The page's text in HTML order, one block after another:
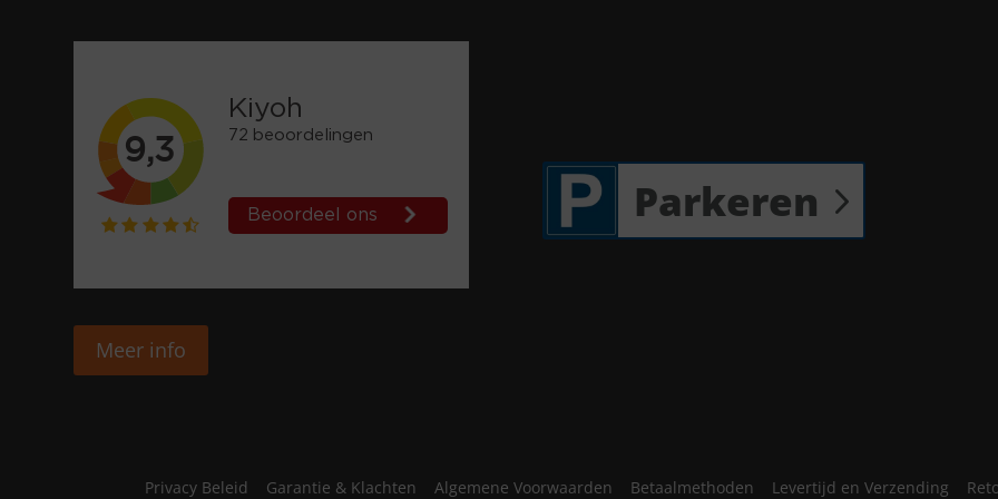
Meer info
Parkeren
Privacy Beleid Garantie & Klachten Algemene Voorwaarden Betaalmethoden Levertijd en Verzending